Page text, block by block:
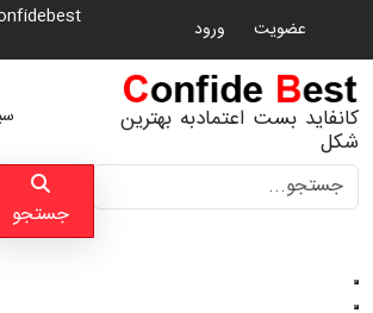
عضویت ورود
کانفاید بست اعتمادبه بهترین
شکل
جستجو
جستجو